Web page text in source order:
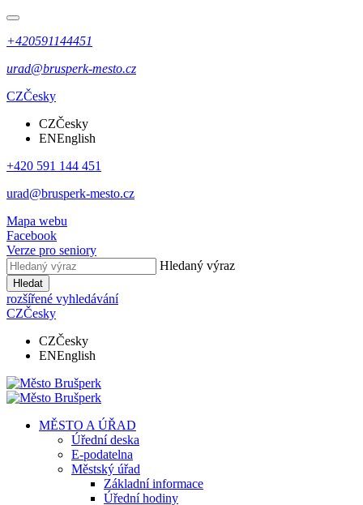
+420591144451
urad@brusperk-mesto.cz
CZČesky
CZČesky
ENEnglish
+420 591 144 451
urad@brusperk-mesto.cz
Mapa webu
Facebook
Verze pro seniory
Hledaný výraz
Hledat
rozšířené vyhledávání
CZČesky
CZČesky
ENEnglish
MĚSTO A ÚŘAD
Úřední deska
E-podatelna
Městský úřad
Základní informace
Úřední hodiny